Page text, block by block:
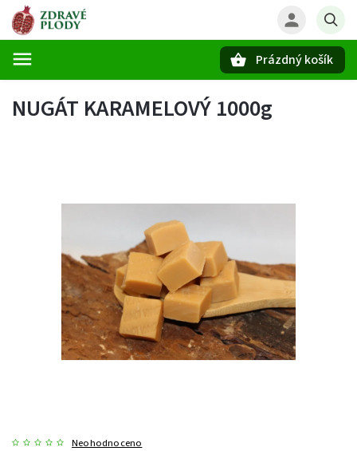
Prázdný košík
NUGÁT KARAMELOVÝ 1000g
Neohodnoceno